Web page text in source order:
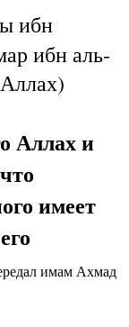
ибн
ибн аль-
Аллах и
имеет
имам Ахмад